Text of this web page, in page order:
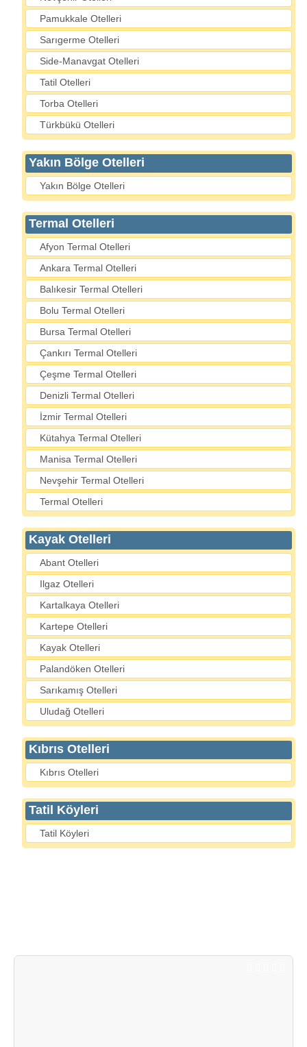
Pamukkale Otelleri
Sarıgerme Otelleri
Side-Manavgat Otelleri
Tatil Otelleri
Torba Otelleri
Türkbükü Otelleri
Yakın Bölge Otelleri
Yakın Bölge Otelleri
Termal Otelleri
Afyon Termal Otelleri
Ankara Termal Otelleri
Balıkesir Termal Otelleri
Bolu Termal Otelleri
Bursa Termal Otelleri
Çankırı Termal Otelleri
Çeşme Termal Otelleri
Denizli Termal Otelleri
İzmir Termal Otelleri
Kütahya Termal Otelleri
Manisa Termal Otelleri
Nevşehir Termal Otelleri
Termal Otelleri
Kayak Otelleri
Abant Otelleri
Ilgaz Otelleri
Kartalkaya Otelleri
Kartepe Otelleri
Kayak Otelleri
Palandöken Otelleri
Sarıkamış Otelleri
Uludağ Otelleri
Kıbrıs Otelleri
Kıbrıs Otelleri
Tatil Köyleri
Tatil Köyleri